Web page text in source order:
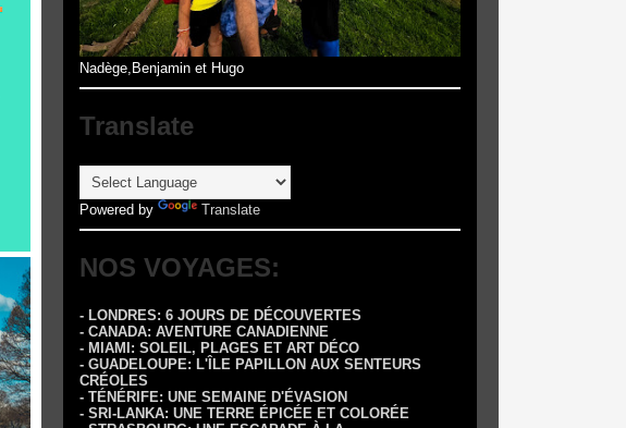
Nadège,Benjamin et Hugo
Translate
Powered by Translate
NOS VOYAGES:
- LONDRES: 6 JOURS DE DÉCOUVERTES
- CANADA: AVENTURE CANADIENNE
- MIAMI: SOLEIL, PLAGES ET ART DÉCO
- GUADELOUPE: L'ÎLE PAPILLON AUX SENTEURS
CRÉOLES
- TÉNÉRIFE: UNE SEMAINE D'ÉVASION
- SRI-LANKA: UNE TERRE ÉPICÉE ET COLORÉE